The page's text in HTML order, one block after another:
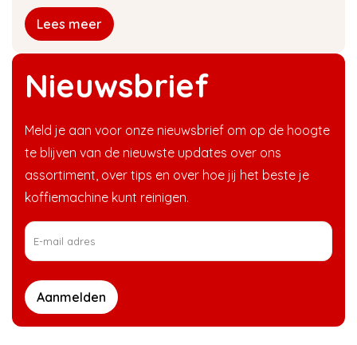
Nieuwsbrief
Meld je aan voor onze nieuwsbrief om op de hoogte
te blijven van de nieuwste updates over ons
assortiment, over tips en over hoe jij het beste je
koffiemachine kunt reinigen.
Aanmelden
Lees meer